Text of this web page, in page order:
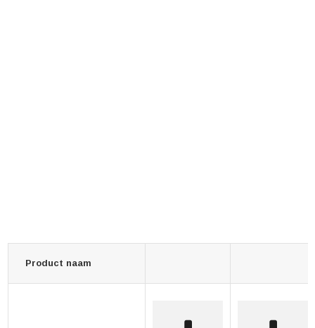
Product naam